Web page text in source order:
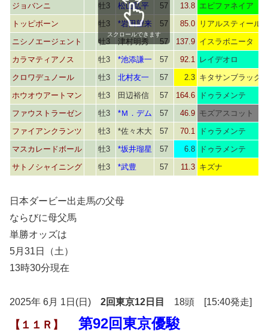
ジョバンニ
牡3 松山弘平 57 13.8 エピファネイア
トッピボーン
牡3 *岩田望来 57 85.0
リアルスティール
ニシノエージェント
牡3 津村明秀 57 137.9 イスラボニータ
カラマティアノス
牡3 *池添謙一 57 92.1
レイデオロ
クロワデュノール
牡3 北村友一 57 2.3 キタサンブラック
ホウオウアートマン
牡3 田辺裕信 57 164.6
ドゥラメンテ
ファウストラーゼン
牡3 *Ｍ．デム 57 46.9 モズアスコット
ファイアンクランツ
牡3 *佐々木大 57 70.1
ドゥラメンテ
マスカレードボール
牡3 *坂井瑠星 57 6.8
ドゥラメンテ
サトノシャイニング
牡3 *武豊 57 11.3 キズナ
スクロールできます
日本ダービー出走馬の父母
ならびに母父馬
単勝オッズは
5月31日（土）
13時30分現在
2025年 6月 1日(日) 2回東京12日目 18頭 [15:40発走]
【１１Ｒ】 第92回東京優駿